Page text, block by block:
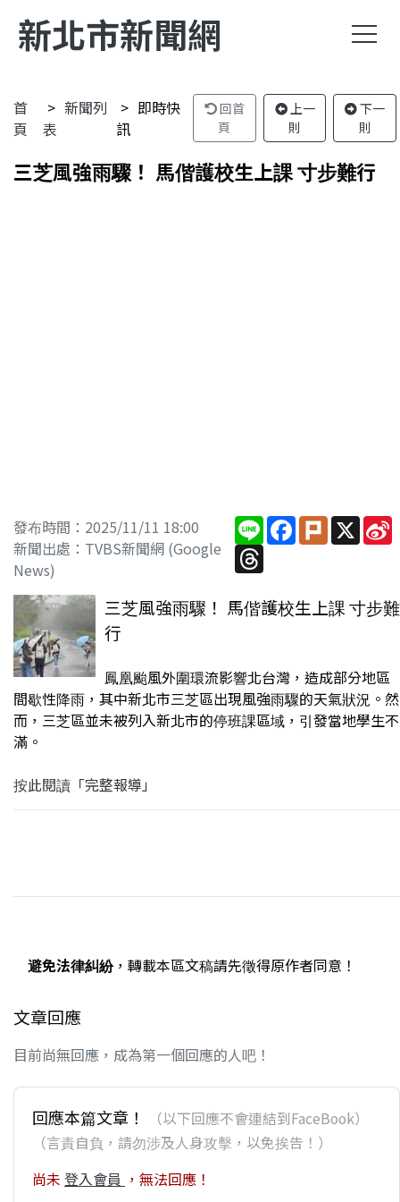
新北市新聞網
首
頁
新聞列
表
即時快
訊
回首
頁
上一
則
下一
則
三芝風強雨驟！ 馬偕護校生上課 寸步難行
發布時間：2025/11/11 18:00
新聞出處：TVBS新聞網 (Google
News)
LineFacebook
PlurkX
Threads
三芝風強雨驟！ 馬偕護校生上課 寸步難
行
鳳凰颱風外圍環流影響北台灣，造成部分地區
間歇性降雨，其中新北市三芝區出現風強雨驟的天氣狀況。然
而，三芝區並未被列入新北市的停班課區域，引發當地學生不
滿。
按此閱讀「完整報導」
避免法律糾紛，轉載本區文稿請先徵得原作者同意！
文章回應
目前尚無回應，成為第一個回應的人吧！
回應本篇文章！
（以下回應不會連結到FaceBook）
（言責自負，請勿涉及人身攻擊，以免挨告！）
尚未 登入會員 ，無法回應！